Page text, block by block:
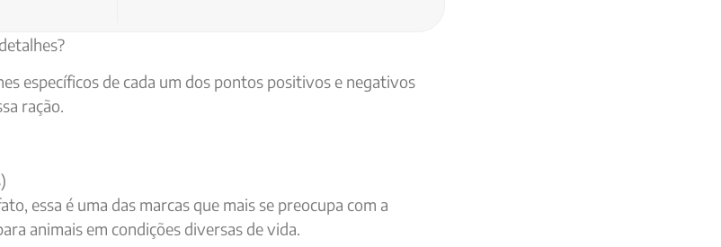
específicos de cada um dos pontos positivos e negativos
ração.
essa é uma das marcas que mais se preocupa com a
animais em condições diversas de vida.